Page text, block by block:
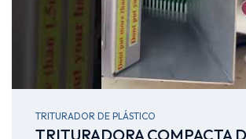
TRITURADOR DE PLÁSTICO
TRITURADORA COMPACTA